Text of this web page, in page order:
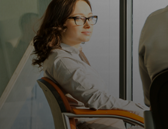
Hizmetlerimiz
İş Dünyasında Başarı
Yönetici Gelişim
Satış Eğitimleri
Referanslarımız